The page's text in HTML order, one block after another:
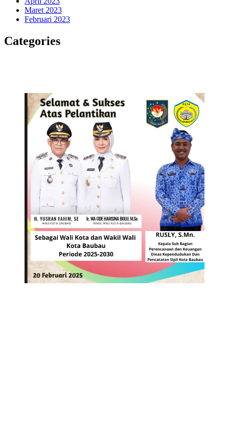
Maret 2023
Februari 2023
Categories